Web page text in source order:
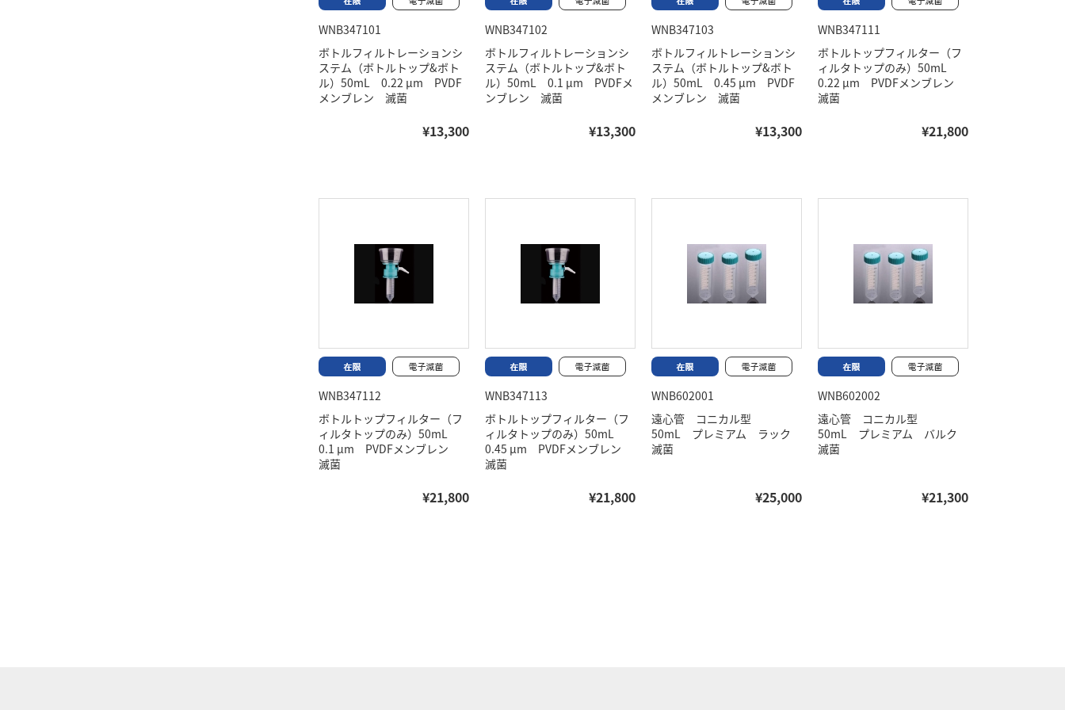
WNB347101
ボトルフィルトレーションシ
ステム（ボトルトップ&ボト
ル）50mL 0.22 μm PVDF
メンブレン 滅菌
¥13,300
WNB347102
ボトルフィルトレーションシ
ステム（ボトルトップ&ボト
ル）50mL 0.1 μm PVDFメ
ンブレン 滅菌
¥13,300
WNB347103
ボトルフィルトレーションシ
ステム（ボトルトップ&ボト
ル）50mL 0.45 μm PVDF
メンブレン 滅菌
¥13,300
WNB347111
ボトルトップフィルター（フ
ィルタトップのみ）50mL
0.22 μm PVDFメンブレン
滅菌
¥21,800
WNB347112
ボトルトップフィルター（フ
ィルタトップのみ）50mL
0.1 μm PVDFメンブレン
滅菌
¥21,800
WNB347113
ボトルトップフィルター（フ
ィルタトップのみ）50mL
0.45 μm PVDFメンブレン
滅菌
¥21,800
WNB602001
遠心管 コニカル型
50mL プレミアム ラック
滅菌
¥25,000
WNB602002
遠心管 コニカル型
50mL プレミアム バルク
滅菌
¥21,300